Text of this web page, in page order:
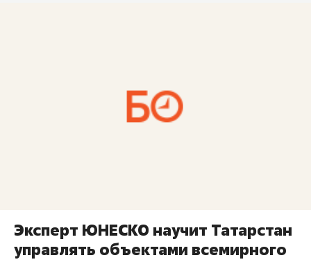
Эксперт ЮНЕСКО научит Татарстан
управлять объектами всемирного